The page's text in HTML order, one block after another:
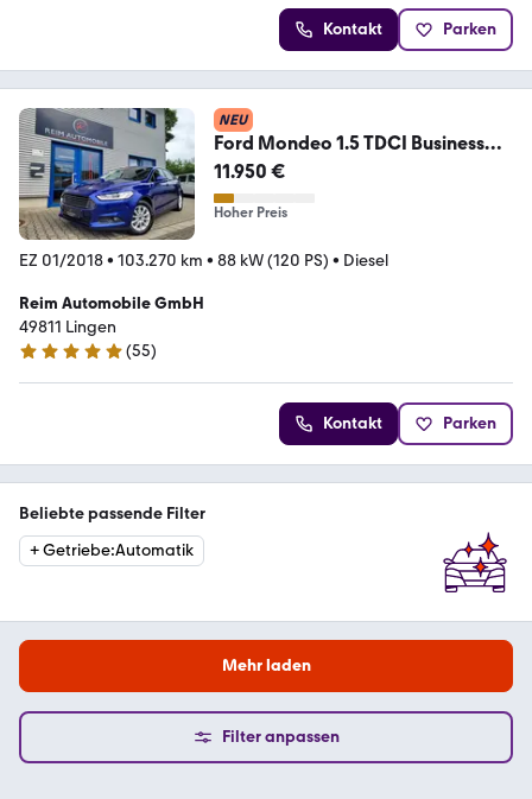
Kontakt Parken
NEU
Ford Mondeo 1.5 TDCI Business
Edition *KLIMAAUTOMATI
11.950 €
Hoher Preis
EZ 01/2018• 103.270 km • 88 kW (120 PS) • Diesel
Reim Automobile GmbH
49811 Lingen
4.9 Sterne
(55)
Kontakt Parken
Beliebte passende Filter
+Getriebe:Automatik
Mehr laden
Filter anpassen